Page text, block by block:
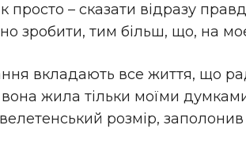
– сказати відразу
зробити, тим більш, що, на
вкладають все життя, що
жила тільки моїми
розмір,